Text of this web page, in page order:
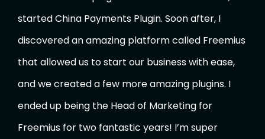
started China Payments Plugin. Soon after, I
discovered an amazing platform called Freemius
that allowed us to start our business with ease,
and we created a few more amazing plugins. I
ended up being the Head of Marketing for
Freemius for two fantastic years! I’m super